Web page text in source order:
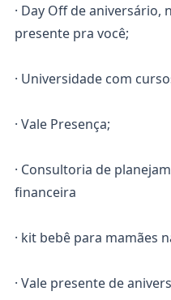
· Day Off de aniversário,
presente pra você;
· Universidade com
· Vale Presença;
· Consultoria de
financeira
· kit bebê para mamães
· Vale presente de